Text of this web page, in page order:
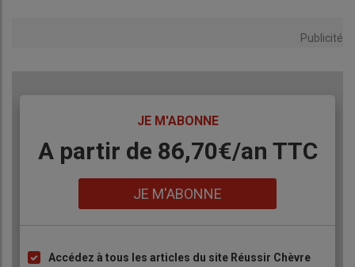
Publicité
JE M'ABONNE
Body
A partir de 86,70€/an TTC
JE M'ABONNE
ListeAccédez à tous les articles du site Réussir Chèvre